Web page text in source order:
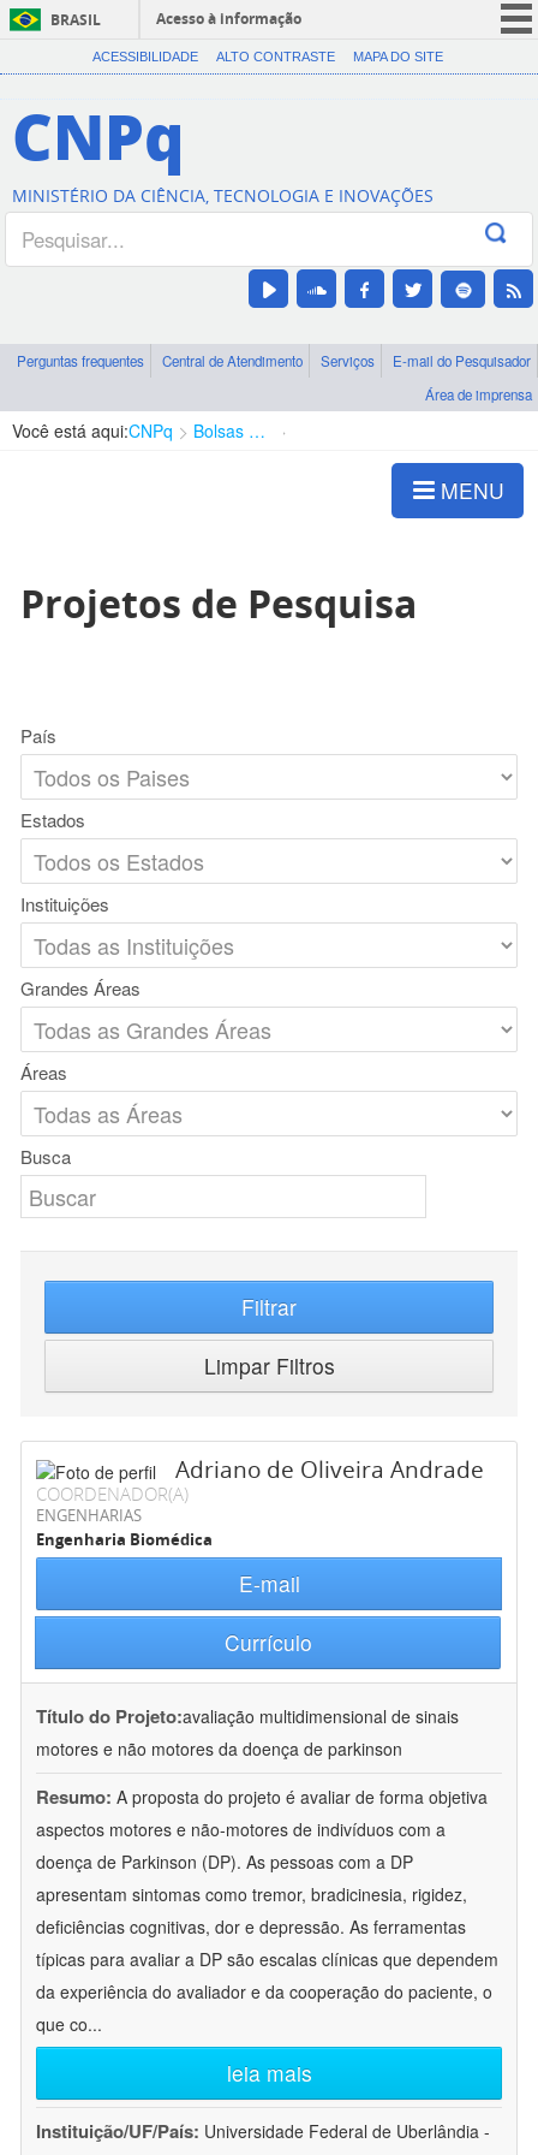
BRASIL
Acesso à informação
CORONAVÍRUS (COVID-19)
Canais
ACESSIBILIDADE ALTO CONTRASTE MAPA DO SITE
CNPq
MINISTÉRIO DA CIÊNCIA, TECNOLOGIA E INOVAÇÕES
Perguntas frequentes Central de Atendimento Serviços
E-mail do Pesquisador
Área de imprensa
Você está aqui:CNPq Bolsas e Auxílios Vigentes
MENU
Projetos de Pesquisa
País
Estados
Instituições
Grandes Áreas
Áreas
Busca
Filtrar
Limpar Filtros
Adriano de Oliveira Andrade
COORDENADOR(A)
ENGENHARIAS
Engenharia Biomédica
E-mail
Currículo
Título do Projeto:avaliação multidimensional de sinais
motores e não motores da doença de parkinson
Resumo: A proposta do projeto é avaliar de forma objetiva
aspectos motores e não-motores de indivíduos com a
doença de Parkinson (DP). As pessoas com a DP
apresentam sintomas como tremor, bradicinesia, rigidez,
deficiências cognitivas, dor e depressão. As ferramentas
típicas para avaliar a DP são escalas clínicas que dependem
da experiência do avaliador e da cooperação do paciente, o
que co...
leia mais
Instituição/UF/País: Universidade Federal de Uberlândia -